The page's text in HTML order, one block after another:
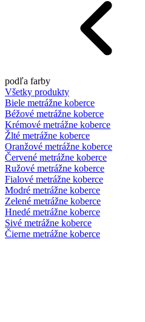
podľa farby
Všetky produkty
Biele metrážne koberce
Béžové metrážne koberce
Krémové metrážne koberce
Žlté metrážne koberce
Oranžové metrážne koberce
Červené metrážne koberce
Ružové metrážne koberce
Fialové metrážne koberce
Modré metrážne koberce
Zelené metrážne koberce
Hnedé metrážne koberce
Sivé metrážne koberce
Čierne metrážne koberce